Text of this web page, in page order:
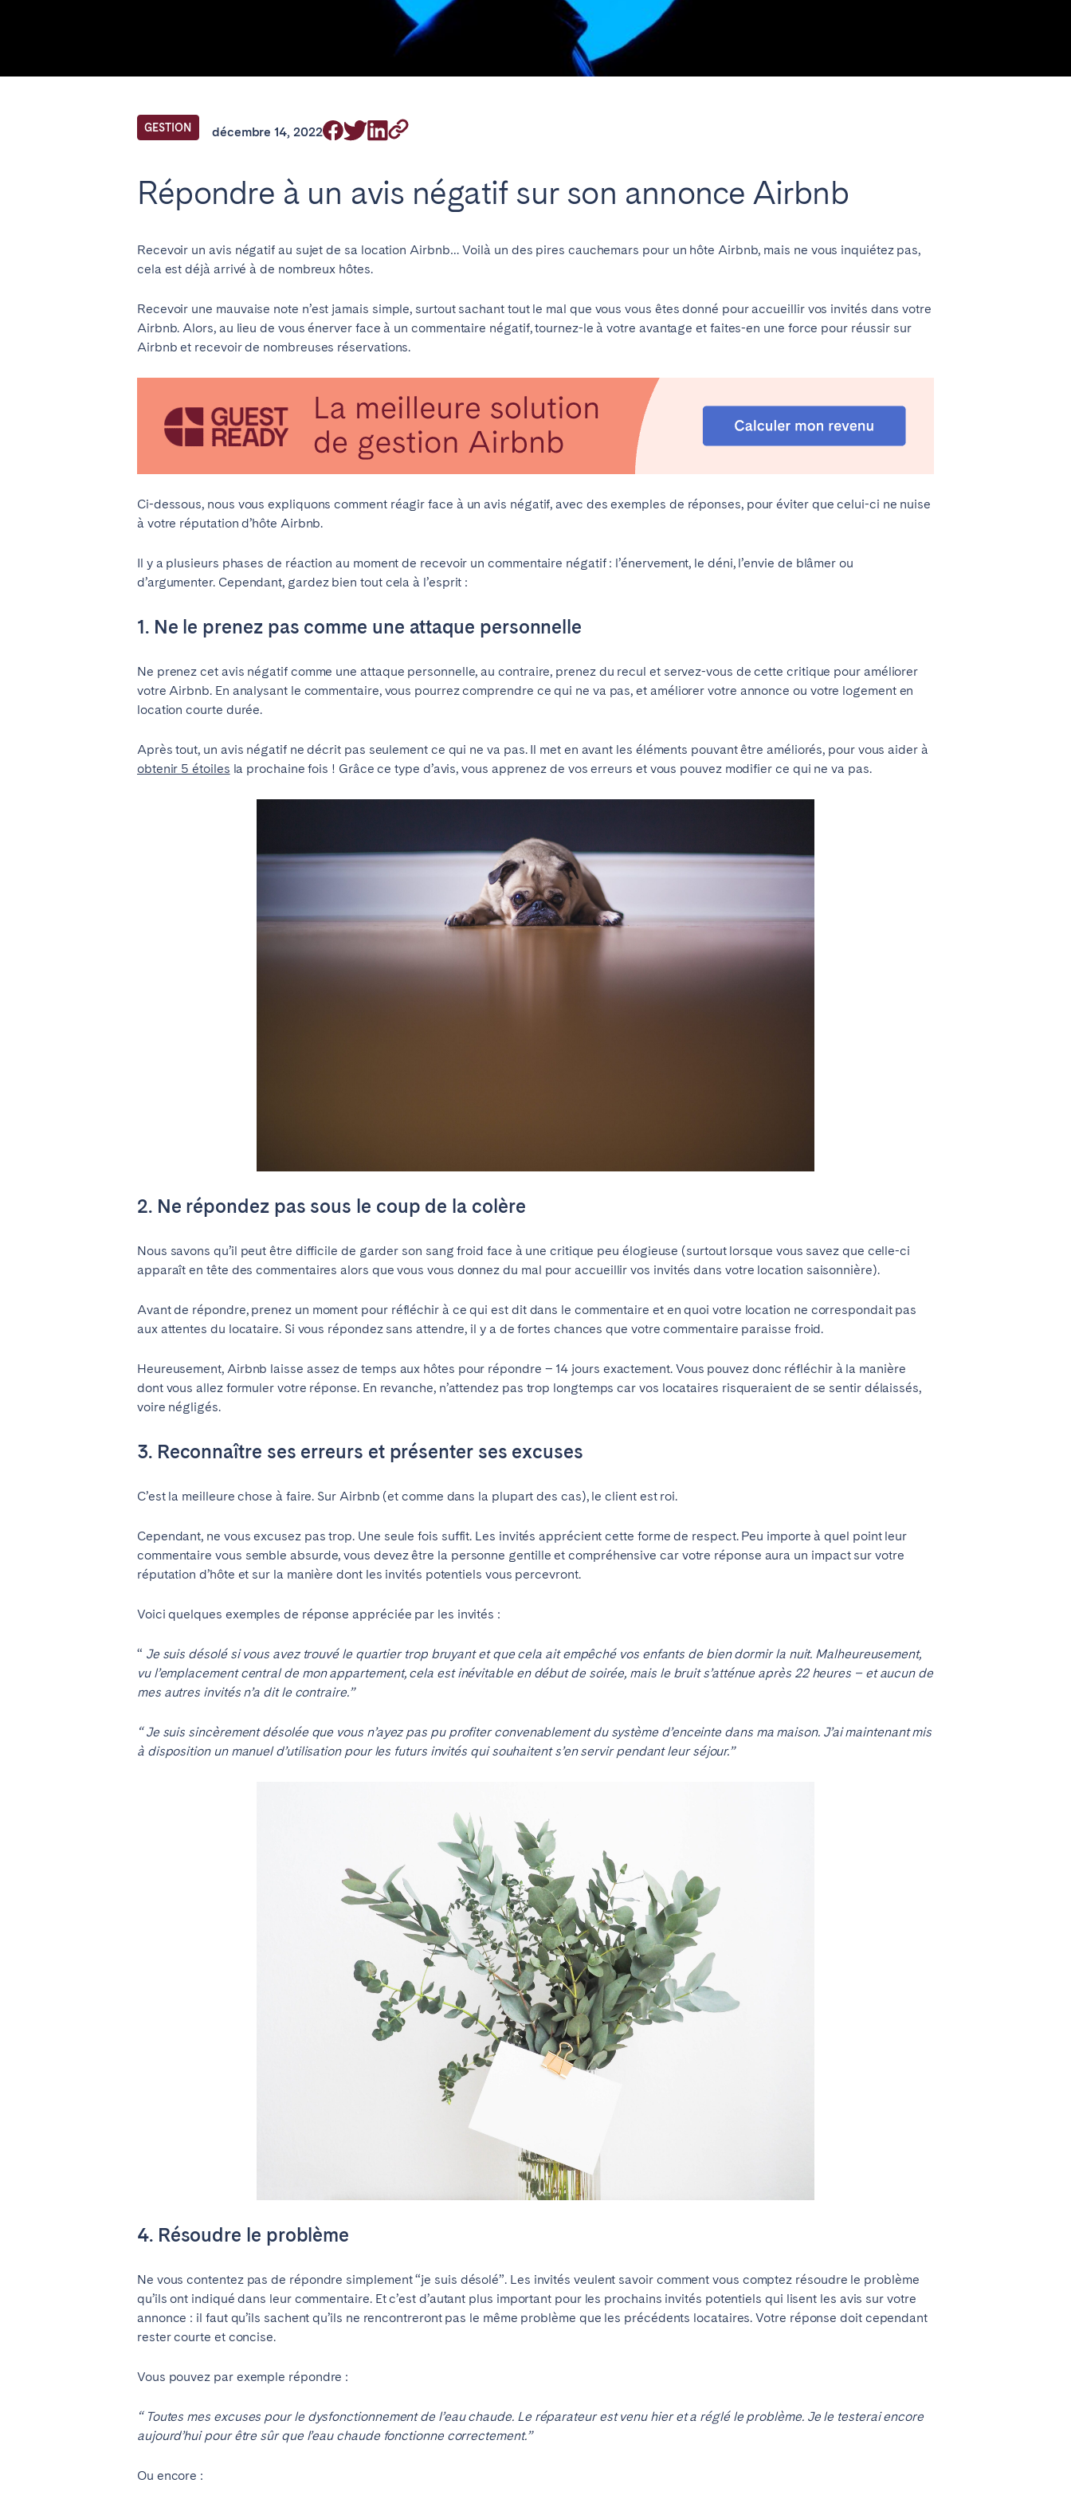
GESTION décembre 14, 2022
Répondre à un avis négatif sur son annonce Airbnb
Recevoir un avis négatif au sujet de sa location Airbnb… Voilà un des pires cauchemars pour un hôte Airbnb, mais ne vous inquiétez pas,
cela est déjà arrivé à de nombreux hôtes.
Recevoir une mauvaise note n’est jamais simple, surtout sachant tout le mal que vous vous êtes donné pour accueillir vos invités dans votre
Airbnb. Alors, au lieu de vous énerver face à un commentaire négatif, tournez-le à votre avantage et faites-en une force pour réussir sur
Airbnb et recevoir de nombreuses réservations.
Ci-dessous, nous vous expliquons comment réagir face à un avis négatif, avec des exemples de réponses, pour éviter que celui-ci ne nuise
à votre réputation d’hôte Airbnb.
Il y a plusieurs phases de réaction au moment de recevoir un commentaire négatif : l’énervement, le déni, l’envie de blâmer ou
d’argumenter. Cependant, gardez bien tout cela à l’esprit :
1. Ne le prenez pas comme une attaque personnelle
Ne prenez cet avis négatif comme une attaque personnelle, au contraire, prenez du recul et servez-vous de cette critique pour améliorer
votre Airbnb. En analysant le commentaire, vous pourrez comprendre ce qui ne va pas, et améliorer votre annonce ou votre logement en
location courte durée.
Après tout, un avis négatif ne décrit pas seulement ce qui ne va pas. Il met en avant les éléments pouvant être améliorés, pour vous aider à
obtenir 5 étoiles la prochaine fois ! Grâce ce type d’avis, vous apprenez de vos erreurs et vous pouvez modifier ce qui ne va pas.
2. Ne répondez pas sous le coup de la colère
Nous savons qu’il peut être difficile de garder son sang froid face à une critique peu élogieuse (surtout lorsque vous savez que celle-ci
apparaît en tête des commentaires alors que vous vous donnez du mal pour accueillir vos invités dans votre location saisonnière).
Avant de répondre, prenez un moment pour réfléchir à ce qui est dit dans le commentaire et en quoi votre location ne correspondait pas
aux attentes du locataire. Si vous répondez sans attendre, il y a de fortes chances que votre commentaire paraisse froid.
Heureusement, Airbnb laisse assez de temps aux hôtes pour répondre – 14 jours exactement. Vous pouvez donc réfléchir à la manière
dont vous allez formuler votre réponse. En revanche, n’attendez pas trop longtemps car vos locataires risqueraient de se sentir délaissés,
voire négligés.
3. Reconnaître ses erreurs et présenter ses excuses
C’est la meilleure chose à faire. Sur Airbnb (et comme dans la plupart des cas), le client est roi.
Cependant, ne vous excusez pas trop. Une seule fois suffit. Les invités apprécient cette forme de respect. Peu importe à quel point leur
commentaire vous semble absurde, vous devez être la personne gentille et compréhensive car votre réponse aura un impact sur votre
réputation d’hôte et sur la manière dont les invités potentiels vous percevront.
Voici quelques exemples de réponse appréciée par les invités :
“ Je suis désolé si vous avez trouvé le quartier trop bruyant et que cela ait empêché vos enfants de bien dormir la nuit. Malheureusement,
vu l’emplacement central de mon appartement, cela est inévitable en début de soirée, mais le bruit s’atténue après 22 heures – et aucun de
mes autres invités n’a dit le contraire.”
“ Je suis sincèrement désolée que vous n’ayez pas pu profiter convenablement du système d’enceinte dans ma maison. J’ai maintenant mis
à disposition un manuel d’utilisation pour les futurs invités qui souhaitent s’en servir pendant leur séjour.”
4. Résoudre le problème
Ne vous contentez pas de répondre simplement “je suis désolé”. Les invités veulent savoir comment vous comptez résoudre le problème
qu’ils ont indiqué dans leur commentaire. Et c’est d’autant plus important pour les prochains invités potentiels qui lisent les avis sur votre
annonce : il faut qu’ils sachent qu’ils ne rencontreront pas le même problème que les précédents locataires. Votre réponse doit cependant
rester courte et concise.
Vous pouvez par exemple répondre :
“ Toutes mes excuses pour le dysfonctionnement de l’eau chaude. Le réparateur est venu hier et a réglé le problème. Je le testerai encore
aujourd’hui pour être sûr que l’eau chaude fonctionne correctement.”
Ou encore :
Trouvez votre emplacement
Londres
BILBAO
ÉMIRATS ARABES UNIS
Dubaï
Barcelone Madrid Saint-Sébastien
FRANCE
Bassin d’Arcachon Bordeaux Cannes Lille
Lyon
Nice
PORTUGAL
Leiria
Madère
Tomar
ROYAUME-UNI
Choisir la langue Fermer
Français
Español
Português